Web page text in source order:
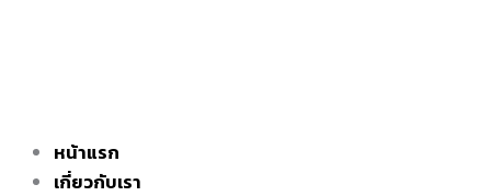
หน้าแรก
เกี่ยวกับเรา